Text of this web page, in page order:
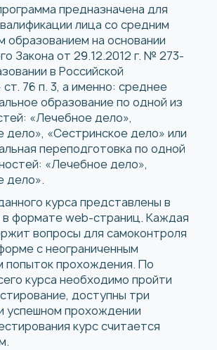
предназначена для
лица со средним
образованием на основании
Закона от 29.12.2012 г. № 273-
в Российской
76 п. 3, а именно: среднее
образование по одной из
«Лечебное дело»,
дело», «Сестринское дело» или
переподготовка по одной
«Лечебное дело»,
дело».
курса представлены в
в формате web-страниц. Каждая
вопросы для самоконтроля
с неограниченным
попыток прохождения. По
курса необходимо пройти
доступны три
успешном прохождении
курс считается